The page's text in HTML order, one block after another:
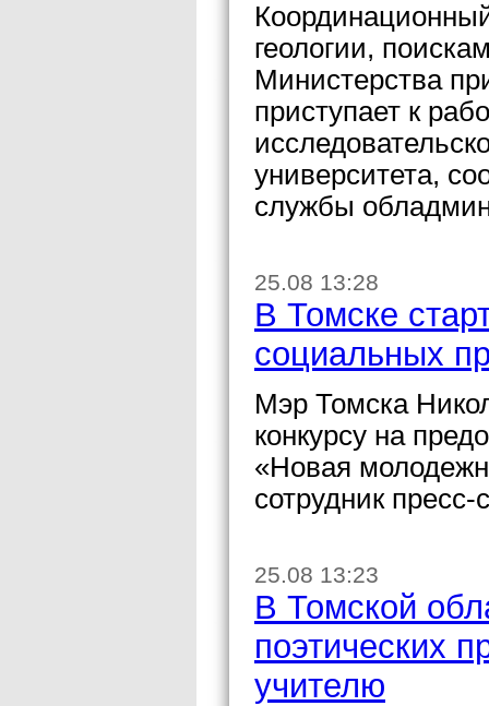
геологии,
Министерства
приступает к
университета,
службы
25.08 13:28
В Томске
социальных
Мэр Томска
конкурсу на
«Новая
сотрудник
25.08 13:23
В Томской
поэтических
учителю